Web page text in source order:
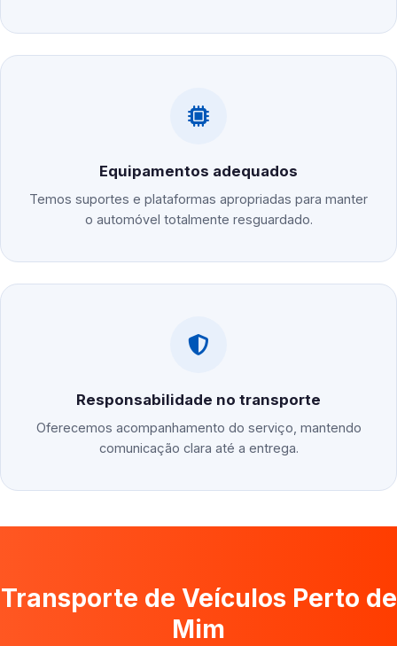
Equipamentos adequados
Temos suportes e plataformas apropriadas para manter
o automóvel totalmente resguardado.
Responsabilidade no transporte
Oferecemos acompanhamento do serviço, mantendo
comunicação clara até a entrega.
Transporte de Veículos Perto de
Mim